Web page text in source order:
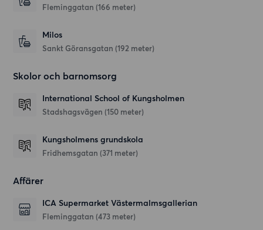
Fleminggatan (166 meter)
Milos
Sankt Göransgatan (192 meter)
Skolor och barnomsorg
International School of Kungsholmen
Stadshagsvägen (150 meter)
Kungsholmens grundskola
Fridhemsgatan (371 meter)
Affärer
ICA Supermarket Västermalmsgallerian
Fleminggatan (473 meter)